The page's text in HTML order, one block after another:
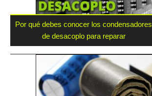
Por qué debes conocer los condensadores
de desacoplo para reparar